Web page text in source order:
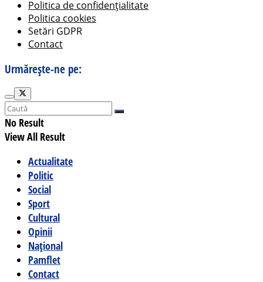
Politica de confidențialitate
Politica cookies
Setări GDPR
Contact
Urmărește-ne pe:
No Result
View All Result
Actualitate
Politic
Social
Sport
Cultural
Opinii
Național
Pamflet
Contact